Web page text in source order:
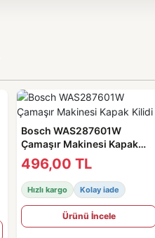
Bosch WAS287601W
Çamaşır Makinesi Kapak
Kilidi
496,00 TL
Hızlı kargo Kolay iade
Ürünü İncele